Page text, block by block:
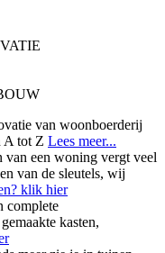
van woonboerderij
A tot Z Lees meer...
van een woning vergt veel
van de sleutels, wij
klik hier
complete
kasten,